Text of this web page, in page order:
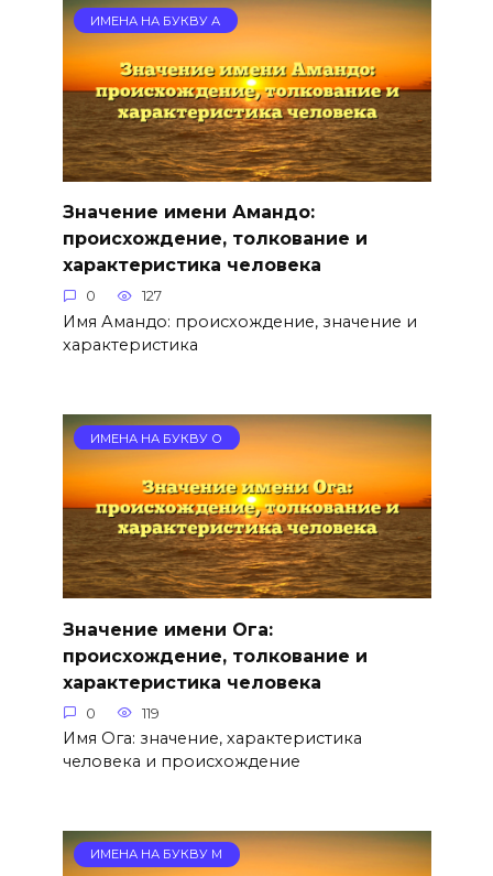
ИМЕНА НА БУКВУ А
Значение имени Амандо:
происхождение, толкование и
характеристика человека
0 127
Имя Амандо: происхождение, значение и
характеристика
ИМЕНА НА БУКВУ О
Значение имени Ога:
происхождение, толкование и
характеристика человека
0 119
Имя Ога: значение, характеристика
человека и происхождение
ИМЕНА НА БУКВУ М